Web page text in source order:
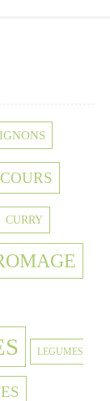
CURRY
LEGUMES